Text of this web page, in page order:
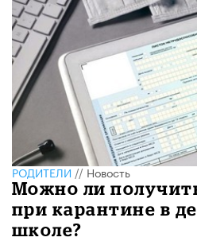
РОДИТЕЛИ//Новость
Можно ли
при карантине в
школе?